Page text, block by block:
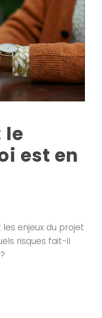
le
est en
enjeux du projet
risques fait-il